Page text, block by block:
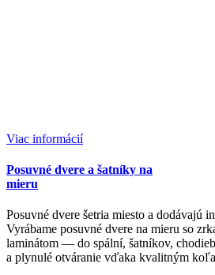
Viac informácií
Posuvné dvere a šatníky na
mieru
Posuvné dvere šetria miesto a dodávajú
Vyrábame posuvné dvere na mieru so
laminátom — do spální, šatníkov,
a plynulé otváranie vďaka kvalitným